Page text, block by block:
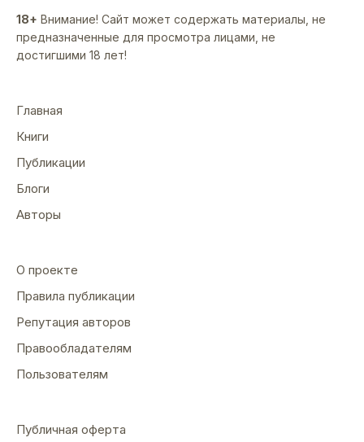
18+ Внимание! Сайт может содержать материалы, не
предназначенные для просмотра лицами, не
достигшими 18 лет!
Главная
Книги
Публикации
Блоги
Авторы
О проекте
Правила публикации
Репутация авторов
Правообладателям
Пользователям
Публичная оферта